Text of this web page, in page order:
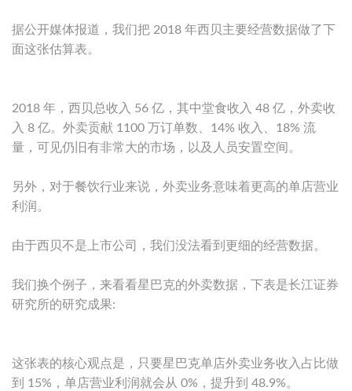
据公开媒体报道，我们把 2018 年西贝主要经营数据做了下
面这张估算表。
2018 年，西贝总收入 56 亿，其中堂食收入 48 亿，外卖收
入 8 亿。外卖贡献 1100 万订单数、14% 收入、18% 流
量，可见仍旧有非常大的市场，以及人员安置空间。
另外，对于餐饮行业来说，外卖业务意味着更高的单店营业
利润。
由于西贝不是上市公司，我们没法看到更细的经营数据。
我们换个例子，来看看星巴克的外卖数据，下表是长江证券
研究所的研究成果:
这张表的核心观点是，只要星巴克单店外卖业务收入占比做
到 15%，单店营业利润就会从 0%，提升到 48.9%。